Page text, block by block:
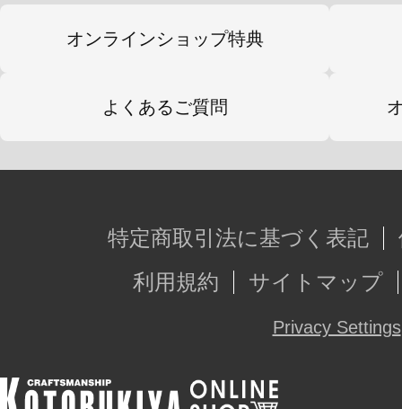
オンラインショップ特典
よくあるご質問
特定商取引法に基づく表記
利用規約
サイトマップ
Privacy Settings